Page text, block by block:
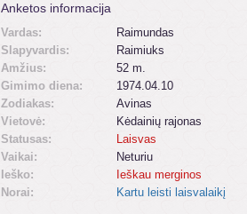
Anketos informacija
Vardas:
Raimundas
Slapyvardis:
Raimiuks
Amžius:
52 m.
Gimimo diena:
1974.04.10
Zodiakas:
Avinas
Vietovė:
Kėdainių rajonas
Statusas:
Laisvas
Vaikai:
Neturiu
Ieško:
Ieškau merginos
Norai:
Kartu leisti laisvalaikį